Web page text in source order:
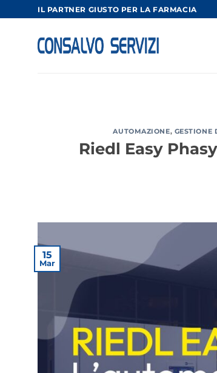
ai
contenuti
IL PARTNER GIUSTO PER LA FARMACIA
AUTOMAZIONE, GESTIONE
Riedl Easy
15
Mar